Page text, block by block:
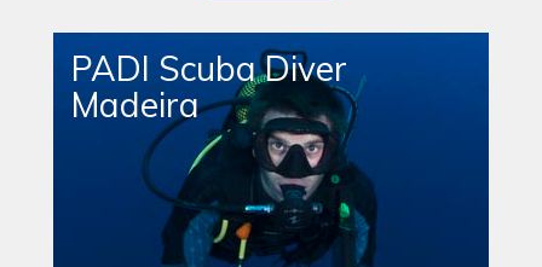
PADI Scuba Diver
Madeira